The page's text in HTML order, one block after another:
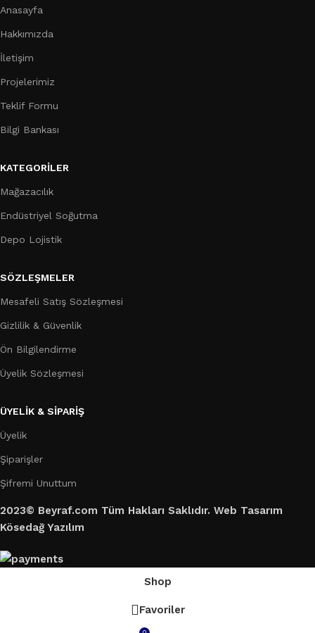
Anasayfa
Hakkımızda
İletişim
Projelerimiz
Teklif Formu
Bilgi Bankası
KATEGORILER
Mağazacılık
Endüstriyel Soğutma
Depo Lojistik
SÖZLEŞMELER
Mesafeli Satış Sözleşmesi
Gizlilik & Güvenlik
Ön Bilgilendirme
Üyelik Sözleşmesi
ÜYELİK & SİPARİŞ
Üyelik
Şiparişler
Şifremi Unuttum
2023© Beyraf.com Tüm Hakları Saklıdır. Web Tasarım
Kösedağ Yazılım
Shop
Favoriler